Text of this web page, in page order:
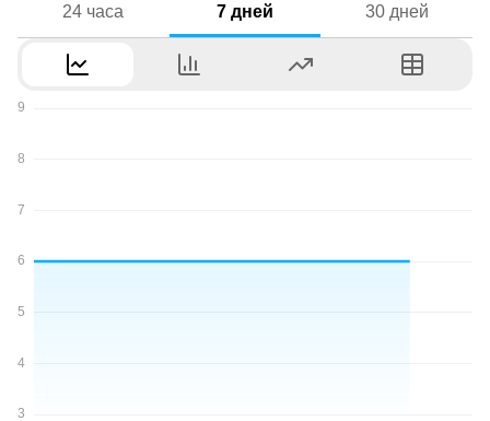
24 часа 7 дней 30 дней